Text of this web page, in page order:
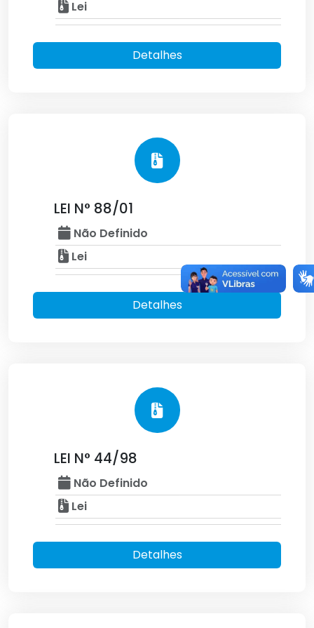
Lei
Detalhes
LEI N° 88/01
Não Definido
Lei
Detalhes
LEI N° 44/98
Não Definido
Lei
Detalhes